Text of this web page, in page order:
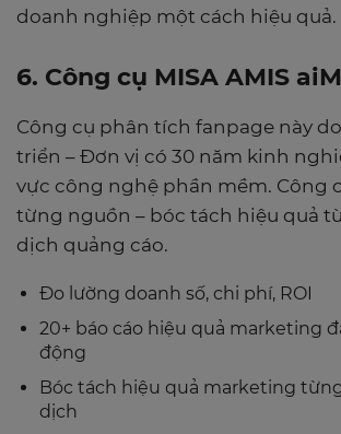
doanh nghiệp một cách hiệu quả.
6. Công cụ MISA AMIS
Công cụ phân tích fanpage này
triển – Đơn vị có 30 năm kinh
vực công nghệ phần mềm. Công
từng nguồn – bóc tách hiệu quả
dịch quảng cáo.
Đo lường doanh số, chi phí, ROI
20+ báo cáo hiệu quả marketing
động
Bóc tách hiệu quả marketing
dịch